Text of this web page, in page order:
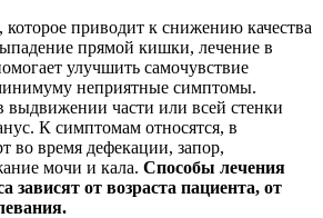
которое приводит к снижению качества
прямой кишки, лечение в
улучшить самочувствие
неприятные симптомы.
выдвижении части или всей стенки
К симптомам относятся, в
во время дефекации, запор,
мочи и кала. Способы лечения
зависят от возраста пациента, от